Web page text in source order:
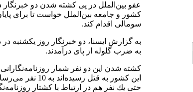
عفو بین‌الملل در پی كشته شدن دو خبرنگار
كشور و جامعه بین‌الملل خواست تا برای
سومالی اقدام كند.
به گزارش ایسنا، دو خبرنگار روز یكشنبه
به ضرب گلوله از پای درآمدند.
این كشور به قتل
حتی یك نفر هم در ارتباط با كشتار